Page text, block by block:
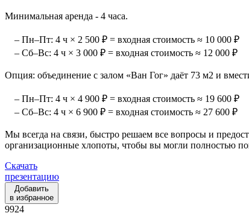
Минимальная аренда - 4 часа.
– Пн–Пт: 4 ч × 2 500 ₽ = входная стоимость ≈ 10 000 ₽
– Сб–Вс: 4 ч × 3 000 ₽ = входная стоимость ≈ 12 000 ₽
Опция: объединение с залом «Ван Гог» даёт 73 м2 и
– Пн–Пт: 4 ч × 4 900 ₽ = входная стоимость ≈ 19 600 ₽
– Сб–Вс: 4 ч × 6 900 ₽ = входная стоимость ≈ 27 600 ₽
Мы всегда на связи, быстро решаем все вопросы и
организационные хлопоты, чтобы вы могли полностью
Скачать
презентацию
Добавить
в избранное
9924